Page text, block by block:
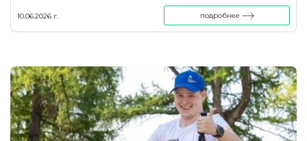
10.06.2026 г. подробнее